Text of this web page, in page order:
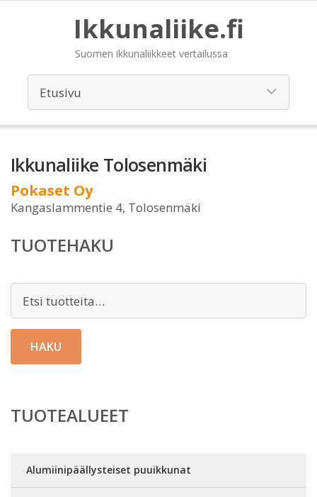
Ikkunaliike.fi
Suomen ikkunaliikkeet vertailussa
Ikkunaliike Tolosenmäki
Pokaset Oy
Kangaslammentie 4, Tolosenmäki
TUOTEHAKU
HAKU
TUOTEALUEET
Alumiinipäällysteiset puuikkunat